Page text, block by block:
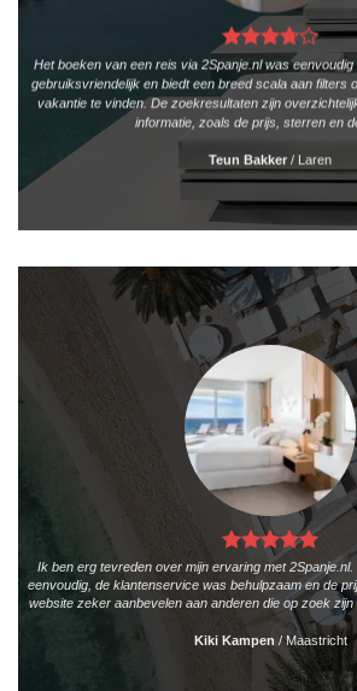
Het boeken van een reis via 2Spanje.nl was
gebruiksvriendelijk en biedt een breed scala aan filters
vakantie te vinden. De zoekresultaten zijn
informatie, zoals de prijs, sterren en
Teun Bakker / Laren
Ik ben erg tevreden over mijn ervaring met
eenvoudig, de klantenservice was behulpzaam en de
website zeker aanbevelen aan anderen die op zoek
Kiki Kampen /Maastricht